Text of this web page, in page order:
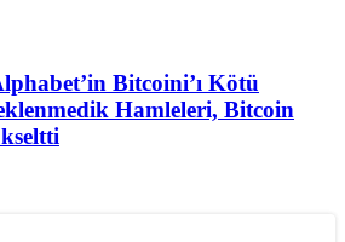
Bitcoini’ı Kötü
Hamleleri, Bitcoin